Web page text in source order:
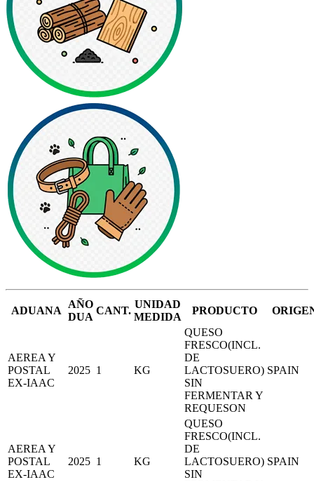
ADUANA
AÑO
DUA
CANT.
UNIDAD
MEDIDA
PRODUCTO
AEREA Y
POSTAL
EX-IAAC
2025 1 KG
QUESO
FRESCO(INCL.
DE
LACTOSUERO)
SIN
FERMENTAR Y
REQUESON
SPAIN
AEREA Y
POSTAL
EX-IAAC
2025 1 KG
QUESO
FRESCO(INCL.
DE
LACTOSUERO)
SIN
SPAIN